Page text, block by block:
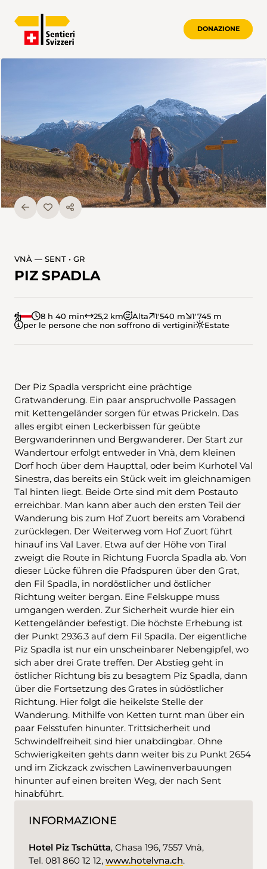
DONAZIONE
VNÀ — SENT • GR
PIZ SPADLA
8 h 40 min 25,2 km Alta 1'540 m
1'745 m
per le persone che non soffrono di vertigini
Estate
Der Piz Spadla verspricht eine prächtige
Gratwanderung. Ein paar anspruchvolle Passagen
mit Kettengeländer sorgen für etwas Prickeln. Das
alles ergibt einen Leckerbissen für geübte
Bergwanderinnen und Bergwanderer. Der Start zur
Wandertour erfolgt entweder in Vnà, dem kleinen
Dorf hoch über dem Haupttal, oder beim Kurhotel Val
Sinestra, das bereits ein Stück weit im gleichnamigen
Tal hinten liegt. Beide Orte sind mit dem Postauto
erreichbar. Man kann aber auch den ersten Teil der
Wanderung bis zum Hof Zuort bereits am Vorabend
zurücklegen. Der Weiterweg vom Hof Zuort führt
hinauf ins Val Laver. Etwa auf der Höhe von Tiral
zweigt die Route in Richtung Fuorcla Spadla ab. Von
dieser Lücke führen die Pfadspuren über den Grat,
den Fil Spadla, in nordöstlicher und östlicher
Richtung weiter bergan. Eine Felskuppe muss
umgangen werden. Zur Sicherheit wurde hier ein
Kettengeländer befestigt. Die höchste Erhebung ist
der Punkt 2936.3 auf dem Fil Spadla. Der eigentliche
Piz Spadla ist nur ein unscheinbarer Nebengipfel, wo
sich aber drei Grate treffen. Der Abstieg geht in
östlicher Richtung bis zu besagtem Piz Spadla, dann
über die Fortsetzung des Grates in südöstlicher
Richtung. Hier folgt die heikelste Stelle der
Wanderung. Mithilfe von Ketten turnt man über ein
paar Felsstufen hinunter. Trittsicherheit und
Schwindelfreiheit sind hier unabdingbar. Ohne
Schwierigkeiten gehts dann weiter bis zu Punkt 2654
und im Zickzack zwischen Lawinenverbauungen
hinunter auf einen breiten Weg, der nach Sent
hinabführt.
INFORMAZIONE
Hotel Piz Tschütta, Chasa 196, 7557 Vnà,
Tel. 081 860 12 12, www.hotelvna.ch.